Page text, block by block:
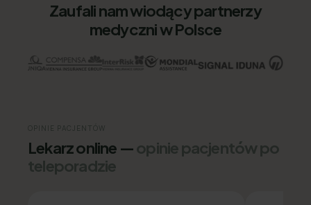
Zaufali nam wiodący partnerzy
medyczni w Polsce
OPINIE PACJENTÓW
Lekarz online —opinie pacjentów po
teleporadzie